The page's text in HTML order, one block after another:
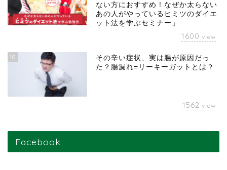
ない方におすすめ！なぜか太らない
あの人がやっているヒミツのダイエ
ット法を学ぶセミナー」
1600 view
10
その辛い症状、実は腸が原因だっ
た？腸漏れ=リーキーガットとは？
1562 view
Facebook